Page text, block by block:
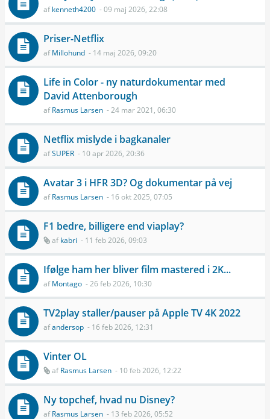
afkenneth4200 - 09 maj 2026, 22:08
Priser-Netflix
afMillohund - 14 maj 2026, 09:20
Life in Color - ny naturdokumentar med
David Attenborough
afRasmus Larsen - 24 mar 2021, 06:30
Netflix mislyde i bagkanaler
afSUPER - 10 apr 2026, 20:36
Avatar 3 i HFR 3D? Og dokumentar på vej
afRasmus Larsen - 16 okt 2025, 07:05
F1 bedre, billigere end viaplay?
afkabri - 11 feb 2026, 09:03
Ifølge ham her bliver film mastered i 2K...
afMontago - 26 feb 2026, 10:30
TV2play staller/pauser på Apple TV 4K 2022
afandersop - 16 feb 2026, 12:31
Vinter OL
afRasmus Larsen - 10 feb 2026, 12:22
Ny topchef, hvad nu Disney?
afRasmus Larsen - 13 feb 2026, 05:52